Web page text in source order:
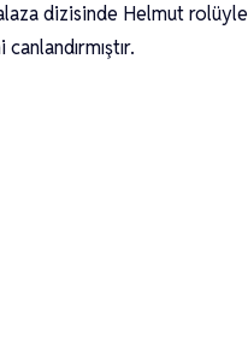
dizisinde Helmut rolüyle